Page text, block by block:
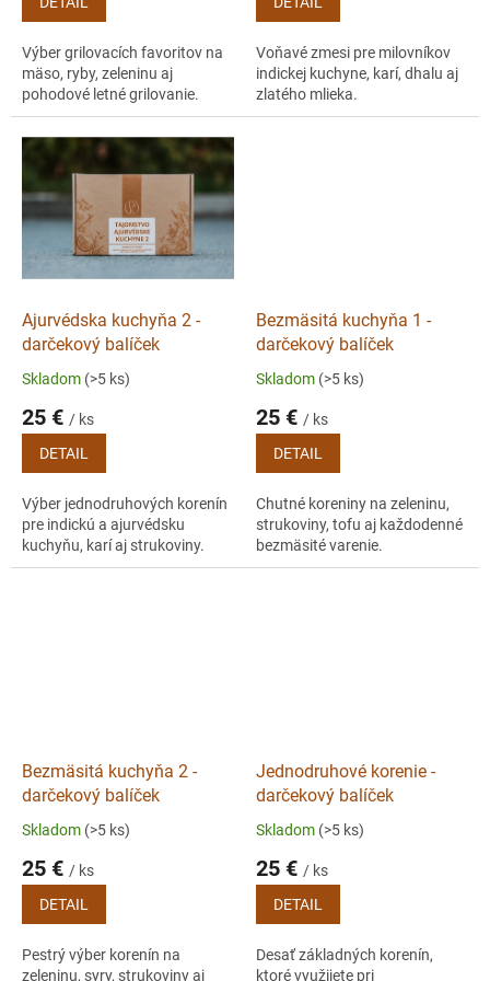
Výber grilovacích favoritov na
mäso, ryby, zeleninu aj
pohodové letné grilovanie.
Voňavé zmesi pre milovníkov
indickej kuchyne, karí, dhalu aj
zlatého mlieka.
Ajurvédska kuchyňa 2 -
darčekový balíček
Skladom (>5 ks)
25 € / ks
DETAIL
Výber jednodruhových korenín
pre indickú a ajurvédsku
kuchyňu, karí aj strukoviny.
Bezmäsitá kuchyňa 1 -
darčekový balíček
Skladom (>5 ks)
25 € / ks
DETAIL
Chutné koreniny na zeleninu,
strukoviny, tofu aj každodenné
bezmäsité varenie.
Bezmäsitá kuchyňa 2 -
darčekový balíček
Skladom (>5 ks)
25 € / ks
DETAIL
Pestrý výber korenín na
zeleninu, syry, strukoviny aj
Jednodruhové korenie -
darčekový balíček
Skladom (>5 ks)
25 € / ks
DETAIL
Desať základných korenín,
ktoré využijete pri